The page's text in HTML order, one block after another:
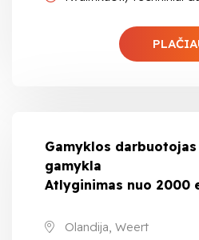
Gamyklos
gamykla
Atlyginimas nuo 2000
Olandija, Weert